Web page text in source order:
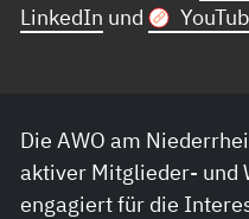
LinkedIn und
Die AWO am
aktiver Mitglieder- und
engagiert für die